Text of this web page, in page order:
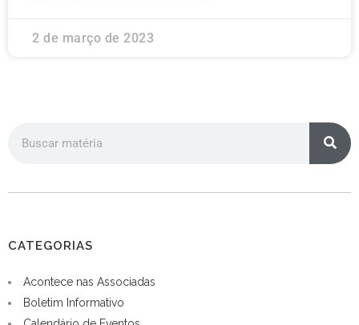
2 de março de 2023
CATEGORIAS
Acontece nas Associadas
Boletim Informativo